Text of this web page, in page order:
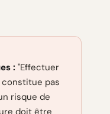
: "Effectuer
constitue pas
risque de
doit être